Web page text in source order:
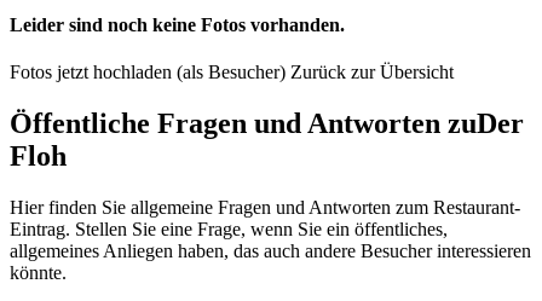
Leider sind noch keine Fotos vorhanden.
Fotos jetzt hochladen (als Besucher) Zurück zur Übersicht
Öffentliche Fragen und Antworten zuDer
Floh
Hier finden Sie allgemeine Fragen und Antworten zum Restaurant-
Eintrag. Stellen Sie eine Frage, wenn Sie ein öffentliches,
allgemeines Anliegen haben, das auch andere Besucher interessieren
könnte.